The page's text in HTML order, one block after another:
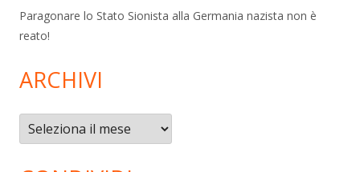
Paragonare lo Stato Sionista alla Germania nazista non è
reato!
ARCHIVI
Archivi